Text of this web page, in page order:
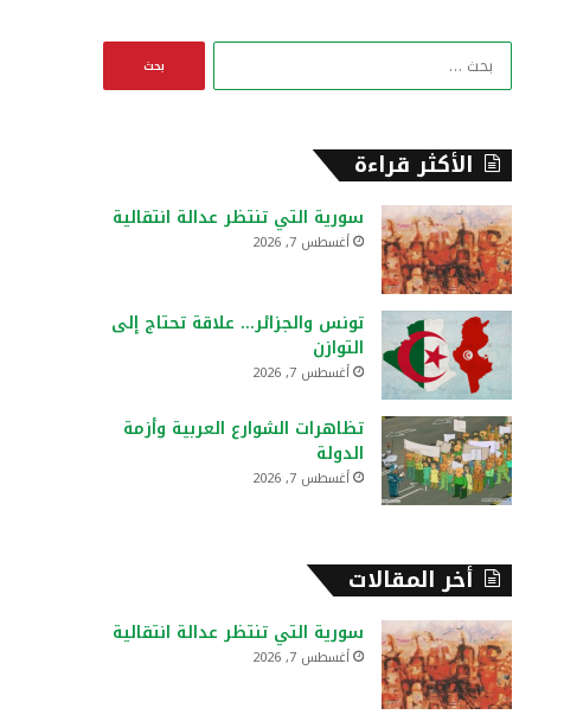
ا
:
الأكثر قراءة
سورية التي تنتظر عدالة انتقالية
أغسطس 7, 2026
تونس والجزائر… علاقة تحتاج إلى
التوازن
أغسطس 7, 2026
تظاهرات الشوارع العربية وأزمة
الدولة
أغسطس 7, 2026
أخر المقالات
سورية التي تنتظر عدالة انتقالية
أغسطس 7, 2026